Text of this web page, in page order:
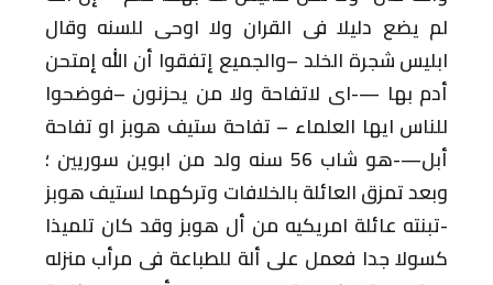
لم يضع دليلا فى القران ولا اوحى للسنه وقال
ابليس شجرة الخلد –والجميع إتفقوا أن الله إمتحن
أدم بها —-اى لاتفاحة ولا من يحزنون –فوضحوا
للناس ايها العلماء – تفاحة ستيف هوبز او تفاحة
أبل—-هو شاب 56
سنه ولد من ابوين سوريين ؛
وبعد تمزقالعائلة بالخلافات وتركهما لستيف هوبز
-تبنته عائلة امريكيه من أل هوبز وقد كان تلميذا
كسولا جدا فعمل على ألة للطباعة فى مرأب منزله